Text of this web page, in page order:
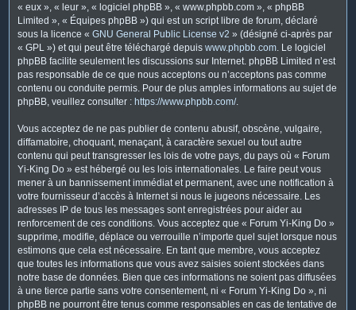
« eux », « leur », « logiciel phpBB », « www.phpbb.com », « phpBB
Limited », « Équipes phpBB ») qui est un script libre de forum, déclaré
sous la licence « GNU General Public License v2 » (désigné ci-après par
« GPL ») et qui peut être téléchargé depuis www.phpbb.com. Le logiciel
phpBB facilite seulement les discussions sur Internet. phpBB Limited n’est
pas responsable de ce que nous acceptons ou n’acceptons pas comme
contenu ou conduite permis. Pour de plus amples informations au sujet de
phpBB, veuillez consulter : https://www.phpbb.com/.
Vous acceptez de ne pas publier de contenu abusif, obscène, vulgaire,
diffamatoire, choquant, menaçant, à caractère sexuel ou tout autre
contenu qui peut transgresser les lois de votre pays, du pays où « Forum
Yi-King Do » est hébergé ou les lois internationales. Le faire peut vous
mener à un bannissement immédiat et permanent, avec une notification à
votre fournisseur d’accès à Internet si nous le jugeons nécessaire. Les
adresses IP de tous les messages sont enregistrées pour aider au
renforcement de ces conditions. Vous acceptez que « Forum Yi-King Do »
supprime, modifie, déplace ou verrouille n’importe quel sujet lorsque nous
estimons que cela est nécessaire. En tant que membre, vous acceptez
que toutes les informations que vous avez saisies soient stockées dans
notre base de données. Bien que ces informations ne soient pas diffusées
à une tierce partie sans votre consentement, ni « Forum Yi-King Do », ni
phpBB ne pourront être tenus comme responsables en cas de tentative de